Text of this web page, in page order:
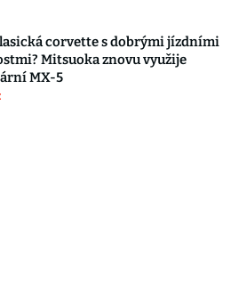
corvette s dobrými jízdními
Mitsuoka znovu využije
MX-5